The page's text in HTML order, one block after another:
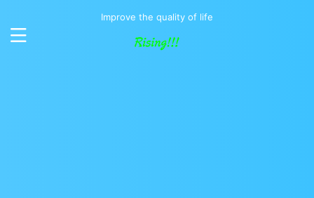
Improve the quality of life